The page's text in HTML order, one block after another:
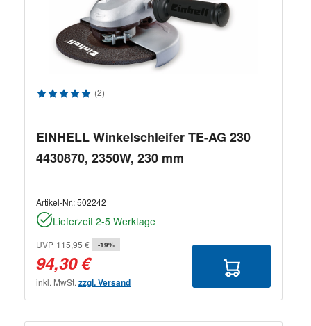
Durchschnittliche Bewertung von 5 von 5 Sternen
(2)
EINHELL Winkelschleifer TE-AG 230
4430870, 2350W, 230 mm
Artikel-Nr.:502242
Lieferzeit 2-5 Werktage
UVP 115,95 € -19%
94,30 €
inkl. MwSt. zzgl. Versand